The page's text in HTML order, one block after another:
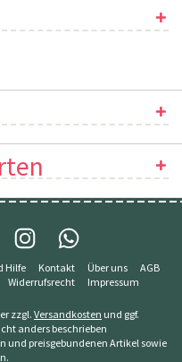
Hilfe Kontakt Über uns
AGB
Widerrufsrecht Impressum
zzgl.Versandkosten und ggf.
anders beschrieben
und preisgebundenen Artikel sowie